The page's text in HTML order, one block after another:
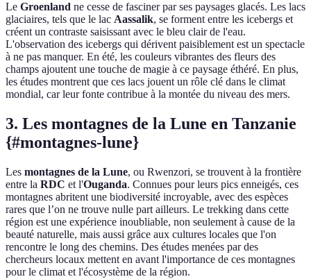
Le Groenland ne cesse de fasciner par ses paysages glacés. Les lacs
glaciaires, tels que le lac Aassalik, se forment entre les icebergs et
créent un contraste saisissant avec le bleu clair de l'eau.
L'observation des icebergs qui dérivent paisiblement est un spectacle
à ne pas manquer. En été, les couleurs vibrantes des fleurs des
champs ajoutent une touche de magie à ce paysage éthéré. En plus,
les études montrent que ces lacs jouent un rôle clé dans le climat
mondial, car leur fonte contribue à la montée du niveau des mers.
3. Les montagnes de la Lune en Tanzanie
{#montagnes-lune}
Les montagnes de la Lune, ou Rwenzori, se trouvent à la frontière
entre la RDC et l'Ouganda. Connues pour leurs pics enneigés, ces
montagnes abritent une biodiversité incroyable, avec des espèces
rares que l’on ne trouve nulle part ailleurs. Le trekking dans cette
région est une expérience inoubliable, non seulement à cause de la
beauté naturelle, mais aussi grâce aux cultures locales que l'on
rencontre le long des chemins. Des études menées par des
chercheurs locaux mettent en avant l'importance de ces montagnes
pour le climat et l'écosystème de la région.